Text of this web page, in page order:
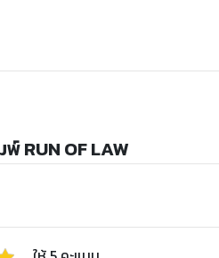
RUN OF LAW